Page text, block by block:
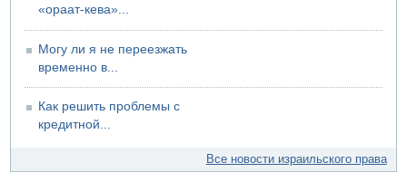
«ораат-кева»...
Могу ли я не переезжать
временно в...
Как решить проблемы с
кредитной...
Все новости израильского права